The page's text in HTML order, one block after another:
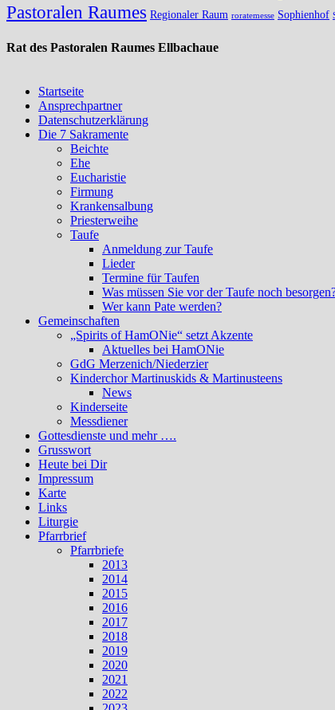
Pastoralen Raumes Regionaler Raum roratemesse Sophienhof
Rat des Pastoralen Raumes Ellbachaue
Startseite
Ansprechpartner
Datenschutzerklärung
Die 7 Sakramente
Beichte
Ehe
Eucharistie
Firmung
Krankensalbung
Priesterweihe
Taufe
Anmeldung zur Taufe
Lieder
Termine für Taufen
Was müssen Sie vor der Taufe noch
Wer kann Pate werden?
Gemeinschaften
„Spirits of HamONie“ setzt Akzente
Aktuelles bei HamONie
GdG Merzenich/Niederzier
Kinderchor Martinuskids & Martinusteens
News
Kinderseite
Messdiener
Gottesdienste und mehr ….
Grusswort
Heute bei Dir
Impressum
Karte
Links
Liturgie
Pfarrbrief
Pfarrbriefe
2013
2014
2015
2016
2017
2018
2019
2020
2021
2022